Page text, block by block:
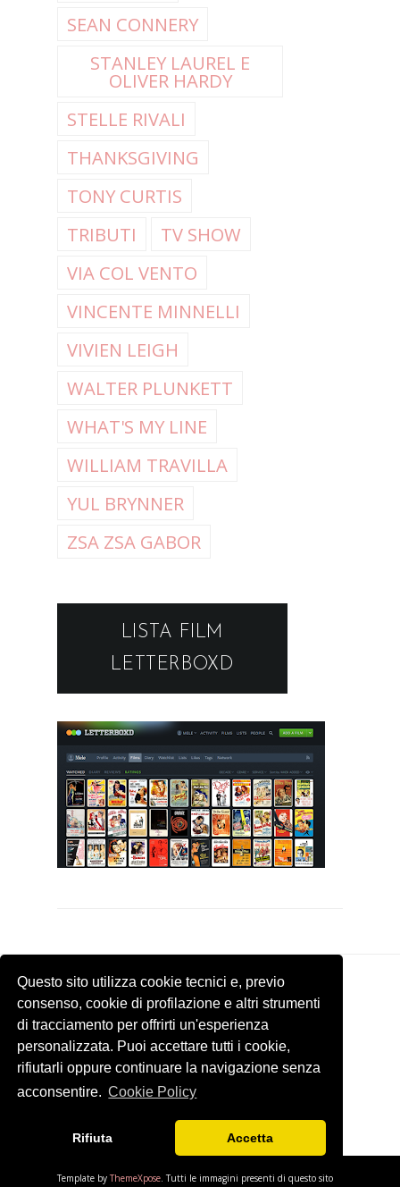
Questo sito utilizza cookie tecnici e, previo
consenso, cookie di profilazione e altri strumenti
di tracciamento per offrirti un'esperienza
personalizzata. Puoi accettare tutti i cookie,
rifiutarli oppure continuare la navigazione senza
acconsentire. Cookie Policy
Rifiuta Accetta
SEAN CONNERY
STANLEY LAUREL E
OLIVER HARDY
STELLE RIVALI
THANKSGIVING
TONY CURTIS
TRIBUTI
TV SHOW
VIA COL VENTO
VINCENTE MINNELLI
VIVIEN LEIGH
WALTER PLUNKETT
WHAT'S MY LINE
WILLIAM TRAVILLA
YUL BRYNNER
ZSA ZSA GABOR
LISTA FILM
LETTERBOXD
Template byThemeXpose. Tutti le immagini presenti di questo sito